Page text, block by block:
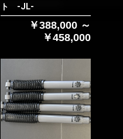
ト -JL-
￥388,000 ～
￥458,000